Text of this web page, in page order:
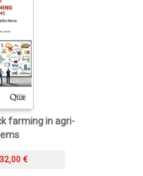
farming in agri-
32,00 €